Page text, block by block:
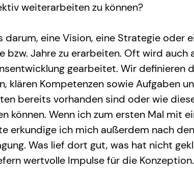
weiterarbeiten zu können?
darum, eine Vision, eine Strategie oder
bzw. Jahre zu erarbeiten. Oft wird auch
gearbeitet. Wir definieren
klären Kompetenzen sowie Aufgaben
bereits vorhanden sind oder wie
können. Wenn ich zum ersten Mal mit
erkundige ich mich außerdem nach
Was lief dort gut, was hat nicht
wertvolle Impulse für die Konzeption.